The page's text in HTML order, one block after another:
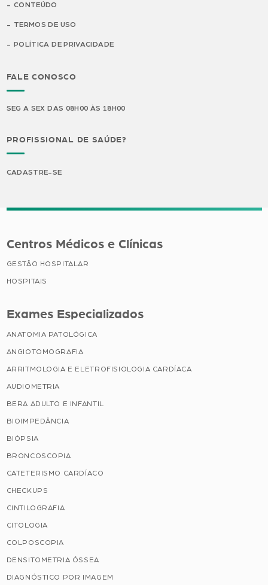
CONTEÚDO
TERMOS DE USO
POLÍTICA DE PRIVACIDADE
FALE CONOSCO
SEG A SEX DAS 08H00 ÀS 18H00
PROFISSIONAL DE SAÚDE?
CADASTRE-SE
Centros Médicos e Clínicas
GESTÃO HOSPITALAR
HOSPITAIS
Exames Especializados
ANATOMIA PATOLÓGICA
ANGIOTOMOGRAFIA
ARRITMOLOGIA E ELETROFISIOLOGIA CARDÍACA
AUDIOMETRIA
BERA ADULTO E INFANTIL
BIOIMPEDÂNCIA
BIÓPSIA
BRONCOSCOPIA
CATETERISMO CARDÍACO
CHECKUPS
CINTILOGRAFIA
CITOLOGIA
COLPOSCOPIA
DENSITOMETRIA ÓSSEA
DIAGNÓSTICO POR IMAGEM